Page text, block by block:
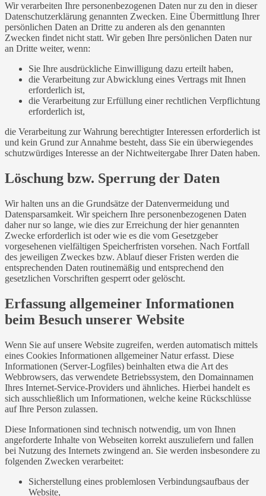
Wir verarbeiten Ihre personenbezogenen Daten nur zu den in dieser
Datenschutzerklärung genannten Zwecken. Eine Übermittlung Ihrer
persönlichen Daten an Dritte zu anderen als den genannten
Zwecken findet nicht statt. Wir geben Ihre persönlichen Daten nur
an Dritte weiter, wenn:
Sie Ihre ausdrückliche Einwilligung dazu erteilt haben,
die Verarbeitung zur Abwicklung eines Vertrags mit Ihnen
erforderlich ist,
die Verarbeitung zur Erfüllung einer rechtlichen Verpflichtung
erforderlich ist,
die Verarbeitung zur Wahrung berechtigter Interessen erforderlich ist
und kein Grund zur Annahme besteht, dass Sie ein überwiegendes
schutzwürdiges Interesse an der Nichtweitergabe Ihrer Daten haben.
Löschung bzw. Sperrung der Daten
Wir halten uns an die Grundsätze der Datenvermeidung und
Datensparsamkeit. Wir speichern Ihre personenbezogenen Daten
daher nur so lange, wie dies zur Erreichung der hier genannten
Zwecke erforderlich ist oder wie es die vom Gesetzgeber
vorgesehenen vielfältigen Speicherfristen vorsehen. Nach Fortfall
des jeweiligen Zweckes bzw. Ablauf dieser Fristen werden die
entsprechenden Daten routinemäßig und entsprechend den
gesetzlichen Vorschriften gesperrt oder gelöscht.
Erfassung allgemeiner Informationen
beim Besuch unserer Website
Wenn Sie auf unsere Website zugreifen, werden automatisch mittels
eines Cookies Informationen allgemeiner Natur erfasst. Diese
Informationen (Server-Logfiles) beinhalten etwa die Art des
Webbrowsers, das verwendete Betriebssystem, den Domainnamen
Ihres Internet-Service-Providers und ähnliches. Hierbei handelt es
sich ausschließlich um Informationen, welche keine Rückschlüsse
auf Ihre Person zulassen.
Diese Informationen sind technisch notwendig, um von Ihnen
angeforderte Inhalte von Webseiten korrekt auszuliefern und fallen
bei Nutzung des Internets zwingend an. Sie werden insbesondere zu
folgenden Zwecken verarbeitet:
Sicherstellung eines problemlosen Verbindungsaufbaus der
Website,